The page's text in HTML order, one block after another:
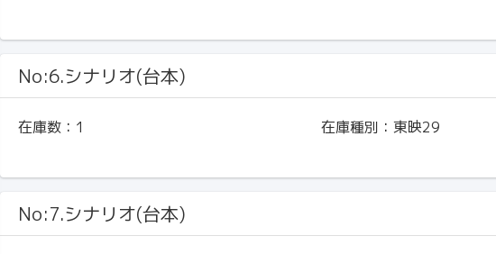
No:6.シナリオ(台本)
在庫数： 1 在庫種別：東映29
No:7.シナリオ(台本)